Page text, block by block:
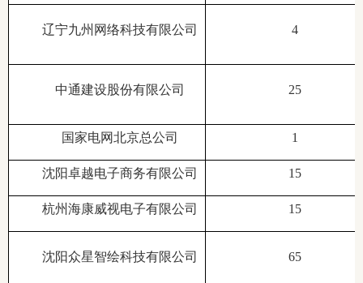
辽宁九州网络科技有限公司 4
中通建设股份有限公司 25
国家电网北京总公司 1
沈阳卓越电子商务有限公司 15
杭州海康威视电子有限公司 15
沈阳众星智绘科技有限公司 65